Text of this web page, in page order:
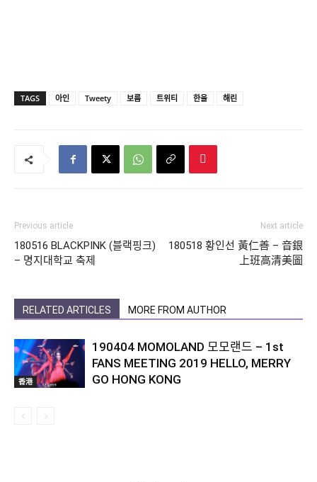
TAGS 아인 Tweety 보름 트위티 한울 해린
Previous article
180516 BLACKPINK (블랙핑크)
– 명지대학교 축제
Next article
180518 황인선 黃仁善 – 音銀
上班高清美圖
RELATED ARTICLES MORE FROM AUTHOR
香港
190404 MOMOLAND 모모랜드 – 1st
FANS MEETING 2019 HELLO, MERRY
GO HONG KONG